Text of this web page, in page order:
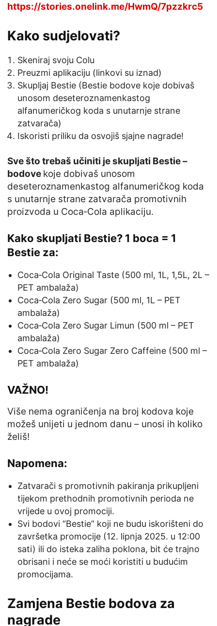
https://stories.onelink.me/HwmQ/7pzzkrc5
Kako sudjelovati?
Skeniraj svoju Colu
Preuzmi aplikaciju (linkovi su iznad)
Skupljaj Bestie (Bestie bodove koje dobivaš
unosom deseteroznamenkastog
alfanumeričkog koda s unutarnje strane
zatvarača)
Iskoristi priliku da osvojiš sjajne nagrade!
Sve što trebaš učiniti je skupljati Bestie –
bodove koje dobivaš unosom
deseteroznamenkastog alfanumeričkog koda
s unutarnje strane zatvarača promotivnih
proizvoda u Coca‑Cola aplikaciju.
Kako skupljati Bestie? 1 boca = 1
Bestie za:
Coca‑Cola Original Taste (500 ml, 1L, 1,5L, 2L –
PET ambalaža)
Coca‑Cola Zero Sugar (500 ml, 1L – PET
ambalaža)
Coca‑Cola Zero Sugar Limun (500 ml – PET
ambalaža)
Coca‑Cola Zero Sugar Zero Caffeine (500 ml –
PET ambalaža)
VAŽNO!
Više nema ograničenja na broj kodova koje
možeš unijeti u jednom danu – unosi ih koliko
želiš!
Napomena:
Zatvarači s promotivnih pakiranja prikupljeni
tijekom prethodnih promotivnih perioda ne
vrijede u ovoj promociji.
Svi bodovi “Bestie” koji ne budu iskorišteni do
završetka promocije (12. lipnja 2025. u 12:00
sati) ili do isteka zaliha poklona, bit će trajno
obrisani i neće se moći koristiti u budućim
promocijama.
Zamjena Bestie bodova za
nagrade